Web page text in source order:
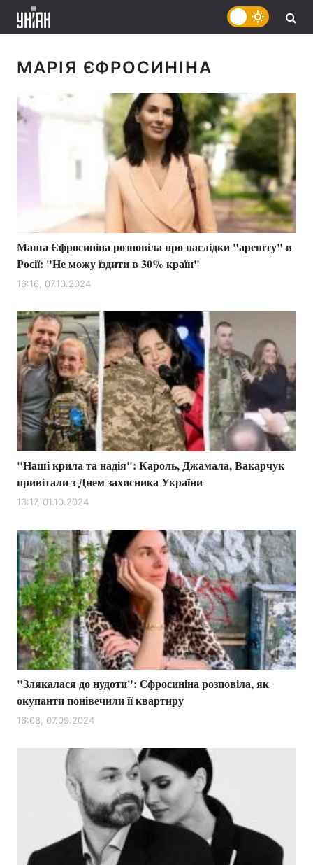
Головна Війна
Україна
Економіка Світ
Наука
Техно і зв'язок Лайт
Зброя Інциденти
МАРІЯ ЄФРОСИНІНА
Маша Єфросиніна розповіла про наслідки "арешту" в
Росії: "Не можу їздити в 30% країн"
16:16, 07.10.2024
"Наші крила та надія": Кароль, Джамала, Вакарчук
привітали з Днем захисника України
13:17, 01.10.2024
"Злякалася до нудоти": Єфросиніна розповіла, як
окупанти понівечили її квартиру
16:08, 07.09.2024